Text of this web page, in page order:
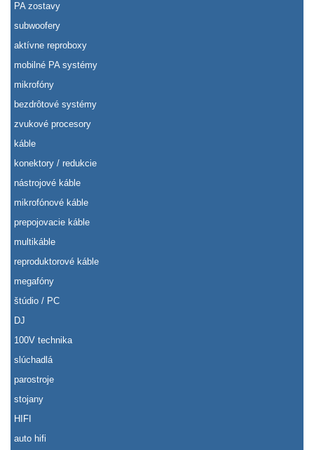
PA zostavy
subwoofery
aktívne reproboxy
mobilné PA systémy
mikrofóny
bezdrôtové systémy
zvukové procesory
káble
konektory / redukcie
nástrojové káble
mikrofónové káble
prepojovacie káble
multikáble
reproduktorové káble
megafóny
štúdio / PC
DJ
100V technika
slúchadlá
parostroje
stojany
HIFI
auto hifi